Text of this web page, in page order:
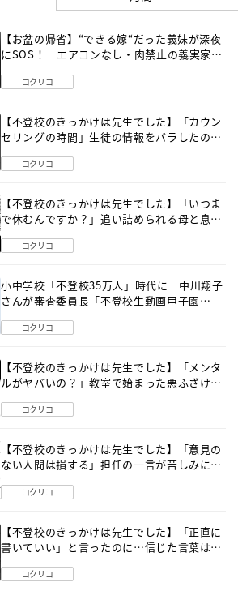
【お盆の帰省】“できる嫁“だった義妹が深夜
にSOS！ エアコンなし・肉禁止の義実家ル
コクリコ
【不登校のきっかけは先生でした】「カウン
セリングの時間」生徒の情報をバラしたの
コクリコ
【不登校のきっかけは先生でした】「いつま
で休むんですか？」追い詰められる母と息子
コクリコ
小中学校「不登校35万人」時代に 中川翔子
さんが審査委員長「不登校生動画甲子園
コクリコ
【不登校のきっかけは先生でした】「メンタ
ルがヤバいの？」教室で始まった悪ふざけ
コクリコ
【不登校のきっかけは先生でした】「意見の
ない人間は損する」担任の一言が苦しみに…
コクリコ
【不登校のきっかけは先生でした】「正直に
書いていい」と言ったのに…信じた言葉は噓
コクリコ